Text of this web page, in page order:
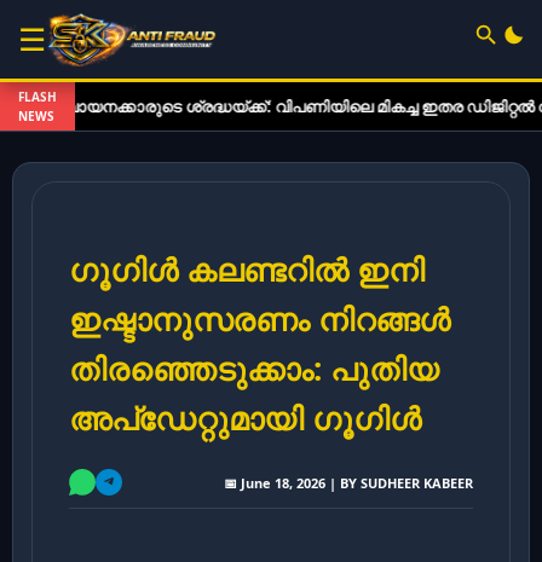
☰
FLASH
NEWS ശ്രദ്ധയ്ക്ക്: വിപണിയിലെ മികച്ച ഇതര ഡിജിറ്റൽ വായനാ
ഗൂഗിൾ കലണ്ടറിൽ ഇനി
ഇഷ്ടാനുസരണം നിറങ്ങൾ
തിരഞ്ഞെടുക്കാം: പുതിയ
അപ്‌ഡേറ്റുമായി ഗൂഗിൾ
📅 June 18, 2026 | BY SUDHEER KABEER